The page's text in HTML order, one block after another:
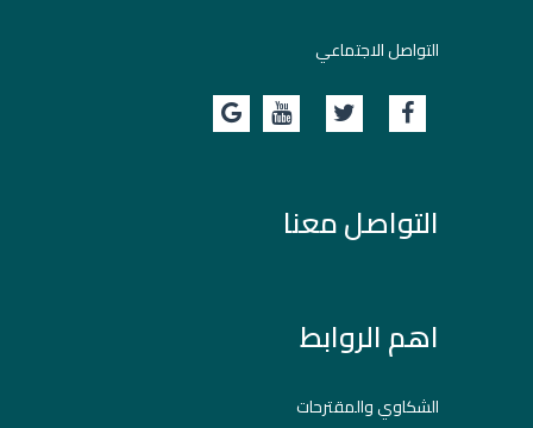
التواصل الاجتماعي
التواصل معنا
اهم الروابط
الشكاوي والمقترحات